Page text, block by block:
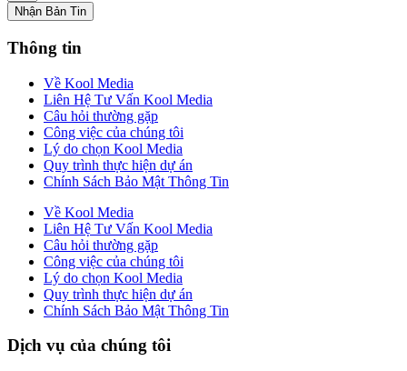
Nhận Bản Tin
Thông tin
Về Kool Media
Liên Hệ Tư Vấn Kool Media
Câu hỏi thường gặp
Công việc của chúng tôi
Lý do chọn Kool Media
Quy trình thực hiện dự án
Chính Sách Bảo Mật Thông Tin
Về Kool Media
Liên Hệ Tư Vấn Kool Media
Câu hỏi thường gặp
Công việc của chúng tôi
Lý do chọn Kool Media
Quy trình thực hiện dự án
Chính Sách Bảo Mật Thông Tin
Dịch vụ của chúng tôi